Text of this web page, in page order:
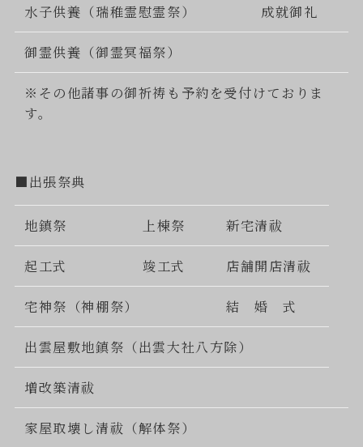
水子供養（瑞稚霊慰霊祭） 成就御礼
御霊供養（御霊冥福祭）
※その他諸事の御祈祷も予約を受付けておりま
す。
■出張祭典
地鎮祭 上棟祭 新宅清祓
起工式 竣工式 店舗開店清祓
宅神祭（神棚祭） 結 婚 式
出雲屋敷地鎮祭（出雲大社八方除）
増改築清祓
家屋取壊し清祓（解体祭）